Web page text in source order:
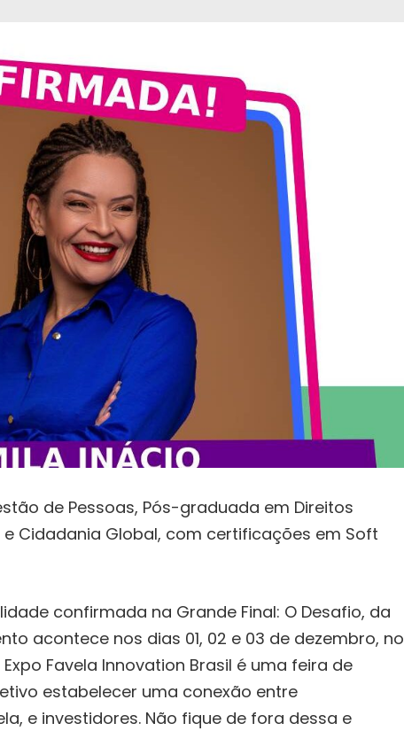
de Pessoas, Pós-graduada em Direitos
Cidadania Global, com certificações em Soft
confirmada na Grande Final: O Desafio, da
acontece nos dias 01, 02 e 03 de dezembro, no
Favela Innovation Brasil é uma feira de
estabelecer uma conexão entre
e investidores. Não fique de fora dessa e